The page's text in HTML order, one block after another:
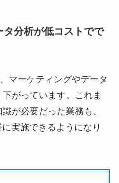
タ分析が低コストでで
マーケティングやデータ
がっています。これま
が必要だった業務も、
実施できるようになり